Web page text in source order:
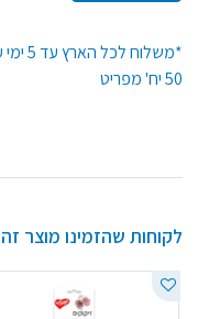
50 יח' מפריט
לקוחות שהזמינו מוצר